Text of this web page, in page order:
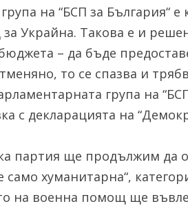
на “БСП за България“ е
Украйна. Такова е и
– да бъде
то се спазва и
група на
с декларацията на
партия ще продължим да
хуманитарна“,
на военна помощ ще